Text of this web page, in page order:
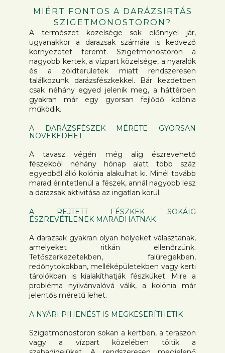
MIÉRT FONTOS A DARÁZSIRTÁS
SZIGETMONOSTORON?
A természet közelsége sok előnnyel jár,
ugyanakkor a darazsak számára is kedvező
környezetet teremt. Szigetmonostoron a
nagyobb kertek, a vízpart közelsége, a nyaralók
és a zöldterületek miatt rendszeresen
találkozunk darázsfészkekkel. Bár kezdetben
csak néhány egyed jelenik meg, a háttérben
gyakran már egy gyorsan fejlődő kolónia
működik.
A DARÁZSFÉSZEK MÉRETE GYORSAN
NÖVEKEDHET
A tavasz végén még alig észrevehető
fészekből néhány hónap alatt több száz
egyedből álló kolónia alakulhat ki. Minél tovább
marad érintetlenül a fészek, annál nagyobb lesz
a darazsak aktivitása az ingatlan körül.
A REJTETT FÉSZKEK SOKÁIG
ÉSZREVÉTLENEK MARADHATNAK
A darazsak gyakran olyan helyeket választanak,
amelyeket ritkán ellenőrzünk.
Tetőszerkezetekben, falüregekben,
redőnytokokban, melléképületekben vagy kerti
tárolókban is kialakíthatják fészküket. Mire a
probléma nyilvánvalóvá válik, a kolónia már
jelentős méretű lehet.
A NYÁRI PIHENÉST IS MEGKESERÍTHETIK
Szigetmonostoron sokan a kertben, a teraszon
vagy a vízpart közelében töltik a